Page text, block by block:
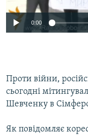
ВІДЕОУРОКИ «ELIFBE»
СВІДЧЕННЯ ОКУПАЦІЇ
Русский
Qırımtatar
Усі сайти RFE/RL
0:00
Проти війни,
сьогодні
Шевченку в
Як повідомляє